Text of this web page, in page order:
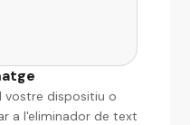
vostre dispositiu o
a l'eliminador de text